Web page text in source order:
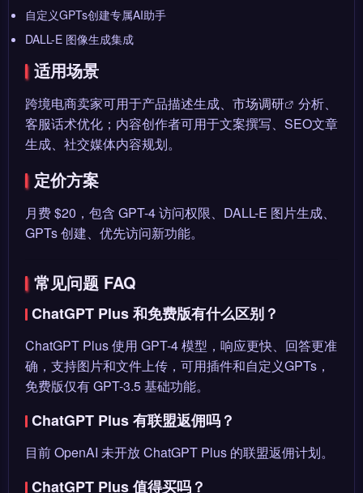
自定义GPTs创建专属AI助手
DALL-E 图像生成集成
适用场景
跨境电商卖家可用于产品描述生成、 市场调研
分析、
客服话术优化；内容创作者可用于文案撰写、SEO文章
生成、社交媒体内容规划。
定价方案
月费 $20，包含 GPT-4 访问权限、DALL-E 图片生成、
GPTs 创建、优先访问新功能。
常见问题 FAQ
ChatGPT Plus 和免费版有什么区别？
ChatGPT Plus 使用 GPT-4 模型，响应更快、回答更准
确，支持图片和文件上传，可用插件和自定义GPTs，
免费版仅有 GPT-3.5 基础功能。
ChatGPT Plus 有联盟返佣吗？
目前 OpenAI 未开放 ChatGPT Plus 的联盟返佣计划。
ChatGPT Plus 值得买吗？